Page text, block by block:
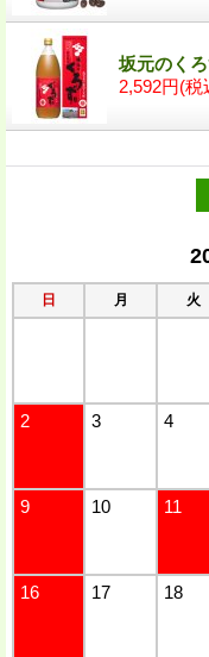
坂元のく
2,592円(税
日 月 火
2 3 4
9 10 11
16 17 18